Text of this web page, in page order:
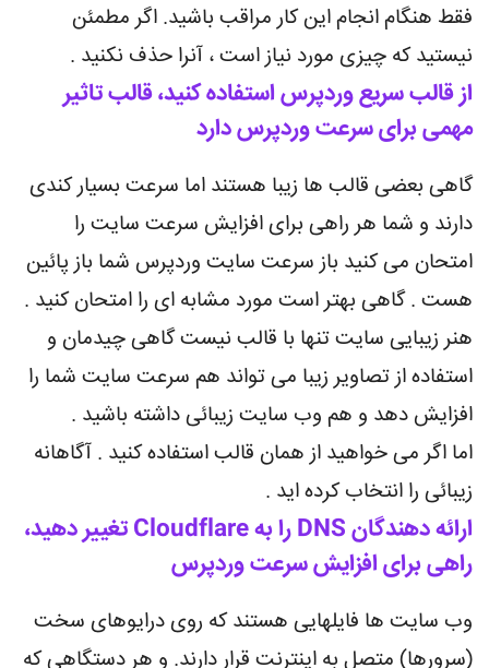
فقط هنگام انجام این کار مراقب باشید. اگر مطمئن
نیستید که چیزی مورد نیاز است ، آنرا حذف نکنید .
از قالب سریع وردپرس استفاده کنید، قالب تاثیر
مهمی برای سرعت وردپرس دارد
گاهی بعضی قالب ها زیبا هستند اما سرعت بسیار کندی
دارند و شما هر راهی برای افزایش سرعت سایت را
امتحان می کنید باز سرعت سایت وردپرس شما باز پائین
هست . گاهی بهتر است مورد مشابه ای را امتحان کنید .
هنر زیبایی سایت تنها با قالب نیست گاهی چیدمان و
استفاده از تصاویر زیبا می تواند هم سرعت سایت شما را
افزایش دهد و هم وب سایت زیبائی داشته باشید .
اما اگر می خواهید از همان قالب استفاده کنید . آگاهانه
زیبائی را انتخاب کرده اید .
ارائه دهندگان DNS را به Cloudflare تغییر دهید،
راهی برای افزایش سرعت وردپرس
وب سایت ها فایلهایی هستند که روی درایوهای سخت
(سرورها) متصل به اینترنت قرار دارند. و هر دستگاهی که